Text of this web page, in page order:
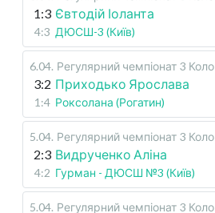
1:3 Євтодій Іоланта
4:3 ДЮСШ-3 (Київ)
6.04. Регулярний чемпіонат 3 Коло
3:2 Приходько Ярослава
1:4 Роксолана (Рогатин)
5.04. Регулярний чемпіонат 3 Коло
2:3 Видрученко Аліна
4:2 Гурман - ДЮСШ №3 (Київ)
5.04. Регулярний чемпіонат 3 Коло